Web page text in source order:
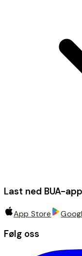
Last ned BUA-
App Store
Følg oss